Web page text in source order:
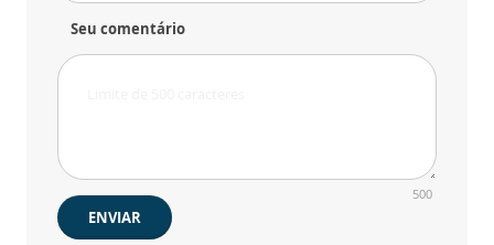
Seu comentário
500
ENVIAR